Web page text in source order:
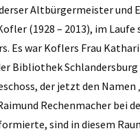
Altbürgermeister und
(1928 – 2013), im
Es war Koflers Frau
Bibliothek
der jetzt den
Rechenmacher bei
sind in diesem